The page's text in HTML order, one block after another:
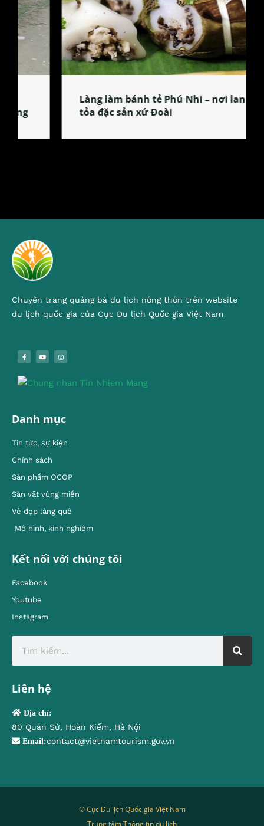
Làng làm bánh tẻ Phú Nhi – nơi lan
tỏa đặc sản xứ Đoài
Chuyên trang quảng bá du lịch nông thôn trên website
du lịch quốc gia của Cục Du lịch Quốc gia Việt Nam
Danh mục
Tin tức, sự kiện
Chính sách
Sản phẩm OCOP
Sản vật vùng miền
Vẻ đẹp làng quê
Mô hình, kinh nghiêm
Kết nối với chúng tôi
Facebook
Youtube
Instagram
Liên hệ
Địa chỉ:
80 Quán Sứ, Hoàn Kiếm, Hà Nội
Email:contact@vietnamtourism.gov.vn
© Cục Du lịch Quốc gia Việt Nam
Trung tâm Thông tin du lịch